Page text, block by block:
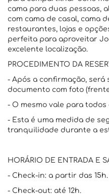
cama para duas pessoas,
com cama de casal, cama
restaurantes, lojas e
perfeita para aproveitar
excelente localização.
PROCEDIMENTO DA
- Após a confirmação, será
documento com foto
- O mesmo vale para
- Esta é uma medida de
tranquilidade durante a
HORÁRIO DE ENTRADA E
- Check-in: a partir das 15h.
- Check-out: até 12h.